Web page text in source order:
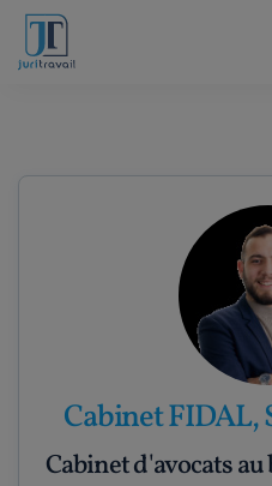
Cabinet FIDAL,
Cabinet d'avocats